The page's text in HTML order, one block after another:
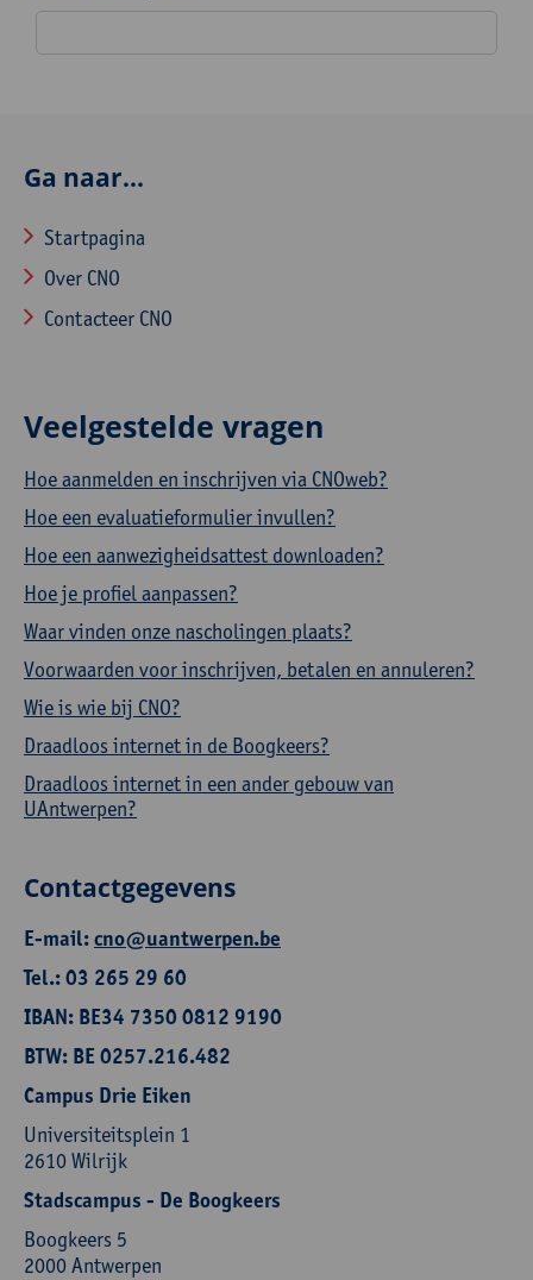
Ga naar...
Startpagina
Over CNO
Contacteer CNO
Veelgestelde vragen
Hoe aanmelden en inschrijven via CNOweb?
Hoe een evaluatieformulier invullen?
Hoe een aanwezigheidsattest downloaden?
Hoe je profiel aanpassen?
Waar vinden onze nascholingen plaats?
Voorwaarden voor inschrijven, betalen en annuleren?
Wie is wie bij CNO?
Draadloos internet in de Boogkeers?
Draadloos internet in een ander gebouw van
UAntwerpen?
Contactgegevens
E-mail:cno@uantwerpen.be
Tel.: 03 265 29 60
IBAN: BE34 7350 0812 9190
BTW: BE 0257.216.482
Campus Drie Eiken
Universiteitsplein 1
2610 Wilrijk
Stadscampus - De Boogkeers
Boogkeers 5
2000 Antwerpen